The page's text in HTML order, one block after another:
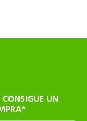
UN